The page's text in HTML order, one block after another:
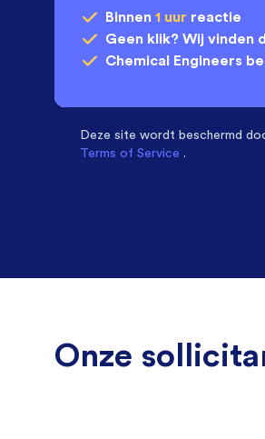
Binnen 1 uur reactie
Geen klik? Wij vinden
Chemical Engineers
Deze site wordt beschermd
Terms of Service .
Onze